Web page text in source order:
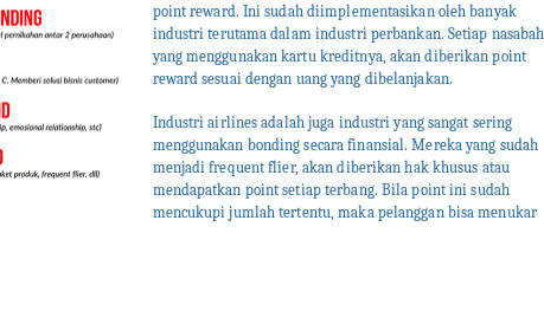
point reward. Ini sudah diimplementasikan oleh banyak
industri terutama dalam industri perbankan. Setiap nasabah
yang menggunakan kartu kreditnya, akan diberikan point
reward sesuai dengan uang yang dibelanjakan.
Industri airlines adalah juga industri yang sangat sering
menggunakan bonding secara finansial. Mereka yang sudah
menjadi frequent flier, akan diberikan hak khusus atau
mendapatkan point setiap terbang. Bila point ini sudah
mencukupi jumlah tertentu, maka pelanggan bisa menukar